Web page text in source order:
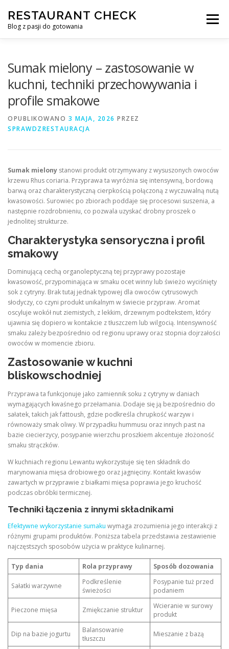
treści
RESTAURANT CHECK
Blog z pasji do gotowania
Menu
Sumak mielony – zastosowanie w
kuchni, techniki przechowywania i
profile smakowe
OPUBLIKOWANO 3 MAJA, 2026 PRZEZ
SPRAWDZRESTAURACJA
Sumak mielony stanowi produkt otrzymywany z wysuszonych owoców
krzewu Rhus coriaria. Przyprawa ta wyróżnia się intensywną, bordową
barwą oraz charakterystyczną cierpkością połączoną z wyczuwalną nutą
kwasowości. Surowiec po zbiorach poddaje się procesowi suszenia, a
następnie rozdrobnieniu, co pozwala uzyskać drobny proszek o
jednolitej strukturze.
Charakterystyka sensoryczna i profil
smakowy
Dominującą cechą organoleptyczną tej przyprawy pozostaje
kwasowość, przypominająca w smaku ocet winny lub świeżo wyciśnięty
sok z cytryny. Brak tutaj jednak typowej dla owoców cytrusowych
słodyczy, co czyni produkt unikalnym w świecie przypraw. Aromat
oscyluje wokół nut ziemistych, z lekkim, drzewnym podtekstem, który
ujawnia się dopiero w kontakcie z tłuszczem lub wilgocią. Intensywność
smaku zależy bezpośrednio od regionu uprawy oraz stopnia dojrzałości
owoców w momencie zbioru.
Zastosowanie w kuchni
bliskowschodniej
Przyprawa ta funkcjonuje jako zamiennik soku z cytryny w daniach
wymagających kwaśnego przełamania. Dodaje się ją bezpośrednio do
sałatek, takich jak fattoush, gdzie podkreśla chrupkość warzyw i
równoważy smak oliwy. W przypadku hummusu oraz innych past na
bazie ciecierzycy, posypanie wierzchu proszkiem akcentuje złożoność
smaku strączków.
W kuchniach regionu Lewantu wykorzystuje się ten składnik do
marynowania mięsa drobiowego oraz jagnięciny. Kontakt kwasów
zawartych w przyprawie z białkami mięsa poprawia jego kruchość
podczas obróbki termicznej.
Techniki łączenia z innymi składnikami
Efektywne wykorzystanie sumaku wymaga zrozumienia jego interakcji z
różnymi grupami produktów. Poniższa tabela przedstawia zestawienie
najczęstszych sposobów użycia w praktyce kulinarnej.
Typ dania Rola przyprawy Sposób dozowania
Sałatki warzywne
Podkreślenie
świeżości
Posypanie tuż przed
podaniem
Pieczone mięsa Zmiękczanie struktur
Wcieranie w surowy
produkt
Dip na bazie jogurtu
Balansowanie
tłuszczu
Mieszanie z bazą